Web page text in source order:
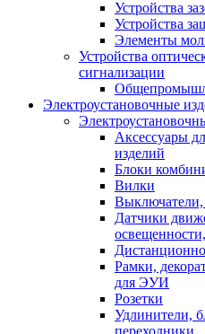
Устройства
Устройства
Элементы
Устройства
сигнализации
Электроустановочные
Аксессуары
изделий
Блоки
Вилки
Датчики
Рамки,
для ЭУИ
Розетки
Удлинители,